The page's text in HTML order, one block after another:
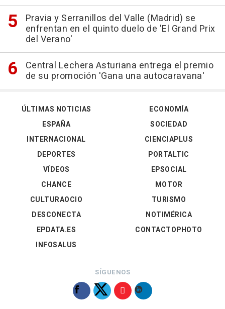
Pravia y Serranillos del Valle (Madrid) se
enfrentan en el quinto duelo de 'El Grand Prix
del Verano'
Central Lechera Asturiana entrega el premio
de su promoción 'Gana una autocaravana'
ÚLTIMAS NOTICIAS
ESPAÑA
INTERNACIONAL
DEPORTES
VÍDEOS
ECONOMÍA
SOCIEDAD
CIENCIAPLUS
PORTALTIC
EPSOCIAL
CHANCE
CULTURAOCIO
DESCONECTA
EPDATA.ES
INFOSALUS
MOTOR
TURISMO
NOTIMÉRICA
CONTACTOPHOTO
SÍGUENOS